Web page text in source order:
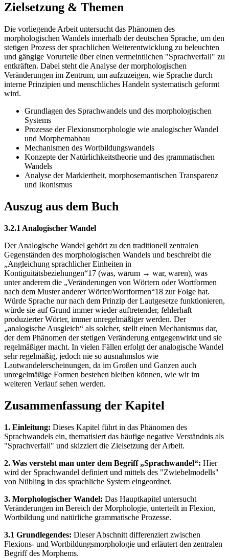
Zielsetzung & Themen
Die vorliegende Arbeit untersucht das Phänomen des
morphologischen Wandels innerhalb der deutschen Sprache, um den
stetigen Prozess der sprachlichen Weiterentwicklung zu beleuchten
und gängige Vorurteile über einen vermeintlichen "Sprachverfall" zu
entkräften. Dabei steht die Analyse der morphologischen
Veränderungen im Zentrum, um aufzuzeigen, wie Sprache durch
interne Prinzipien und menschliches Handeln systematisch geformt
wird.
Grundlagen des Sprachwandels und des morphologischen
Systems
Prozesse der Flexionsmorphologie wie analogischer Wandel
und Morphemabbau
Mechanismen des Wortbildungswandels
Konzepte der Natürlichkeitstheorie und des grammatischen
Wandels
Analyse der Markiertheit, morphosemantischen Transparenz
und Ikonismus
Auszug aus dem Buch
3.2.1 Analogischer Wandel
Der Analogische Wandel gehört zu den traditionell zentralen
Gegenständen des morphologischen Wandels und beschreibt die
„Angleichung sprachlicher Einheiten in
Kontiguitätsbeziehungen“17 (was, wārum → war, waren), was
unter anderem die „Veränderungen von Wörtern oder Wortformen
nach dem Muster anderer Wörter/Wortformen“18 zur Folge hat.
Würde Sprache nur nach dem Prinzip der Lautgesetze funktionieren,
würde sie auf Grund immer wieder auftretender, fehlerhaft
produzierter Wörter, immer unregelmäßiger werden. Der
„analogische Ausgleich“ als solcher, stellt einen Mechanismus dar,
der dem Phänomen der stetigen Veränderung entgegenwirkt und sie
regelmäßiger macht. In vielen Fällen erfolgt der analogische Wandel
sehr regelmäßig, jedoch nie so ausnahmslos wie
Lautwandelerscheinungen, da im Großen und Ganzen auch
unregelmäßige Formen bestehen bleiben können, wie wir im
weiteren Verlauf sehen werden.
Zusammenfassung der Kapitel
1. Einleitung: Dieses Kapitel führt in das Phänomen des
Sprachwandels ein, thematisiert das häufige negative Verständnis als
"Sprachverfall" und skizziert die Zielsetzung der Arbeit.
2. Was versteht man unter dem Begriff „Sprachwandel“: Hier
wird der Sprachwandel definiert und mittels des "Zwiebelmodells"
von Nübling in das sprachliche System eingeordnet.
3. Morphologischer Wandel: Das Hauptkapitel untersucht
Veränderungen im Bereich der Morphologie, unterteilt in Flexion,
Wortbildung und natürliche grammatische Prozesse.
3.1 Grundlegendes: Dieser Abschnitt differenziert zwischen
Flexions- und Wortbildungsmorphologie und erläutert den zentralen
Begriff des Morphems.